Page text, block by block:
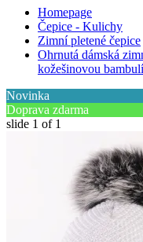
Homepage
Čepice - Kulichy
Zimní pletené čepice
Ohrnutá dámská
kožešinovou bambulí
Novinka
Doprava zdarma
slide 1 of 1